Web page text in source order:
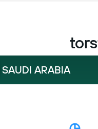
SAUDI ARABIA